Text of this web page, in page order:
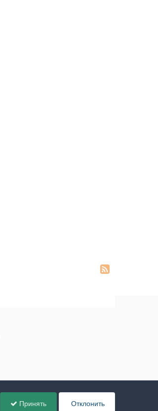
Принять Отклонить